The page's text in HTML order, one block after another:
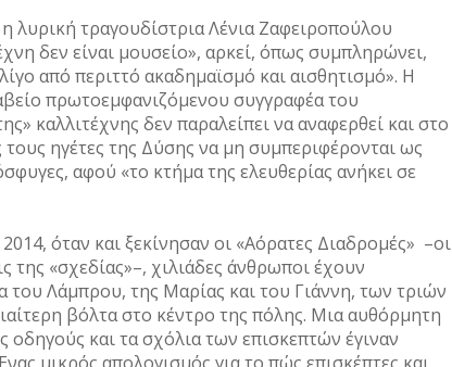
η λυρική τραγουδίστρια Λένια Ζαφειροπούλου
δεν είναι μουσείο», αρκεί, όπως συμπληρώνει,
από περιττό ακαδημαϊσμό και αισθητισμό». Η
πρωτοεμφανιζόμενου συγγραφέα του
καλλιτέχνης δεν παραλείπει να αναφερθεί και στο
ηγέτες της Δύσης να μη συμπεριφέρονται ως
αφού «το κτήμα της ελευθερίας ανήκει σε
όταν και ξεκίνησαν οι «Αόρατες Διαδρομές» –οι
της «σχεδίας»–, χιλιάδες άνθρωποι έχουν
του Λάμπρου, της Μαρίας και του Γιάννη, των τριών
βόλτα στο κέντρο της πόλης. Μια αυθόρμητη
οδηγούς και τα σχόλια των επισκεπτών έγιναν